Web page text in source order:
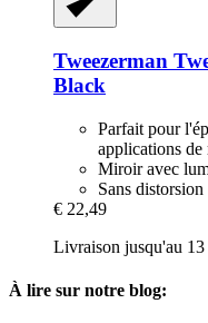
Tweezerman
Black
Parfait pour
applications de
Miroir avec
Sans distorsion
€ 22,49
Livraison jusqu'au 13
À lire sur notre blog: